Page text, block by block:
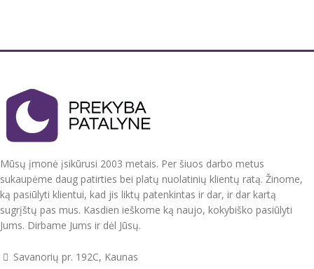
pavaizduota nuotraukoje.
Mūsų įmonė įsikūrusi 2003 metais. Per šiuos darbo metus
sukaupėme daug patirties bei platų nuolatinių klientų ratą. Žinome,
ką pasiūlyti klientui, kad jis liktų patenkintas ir dar, ir dar kartą
sugrįštų pas mus. Kasdien ieškome ką naujo, kokybiško pasiūlyti
Jums. Dirbame Jums ir dėl Jūsų.
Savanorių pr. 192C, Kaunas